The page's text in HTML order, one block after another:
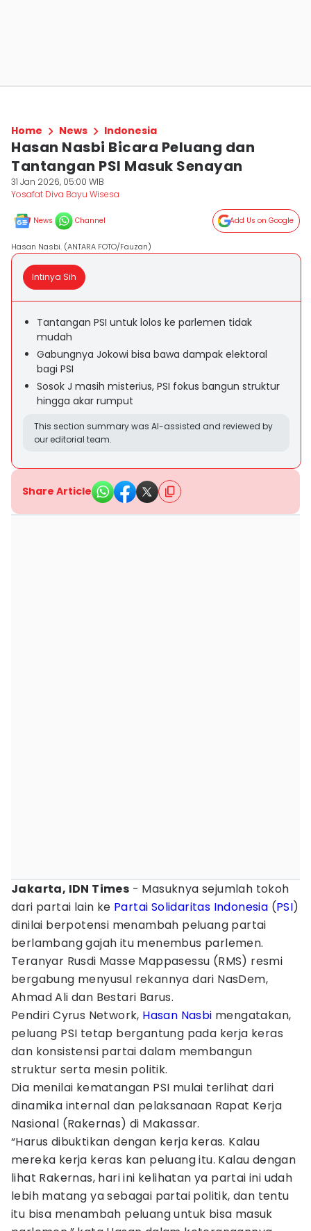
Home News Indonesia
Hasan Nasbi Bicara Peluang dan
Tantangan PSI Masuk Senayan
31 Jan 2026, 05:00 WIB
Yosafat Diva Bayu Wisesa
News Channel Add Us on Google
Hasan Nasbi. (ANTARA FOTO/Fauzan)
Intinya Sih
Tantangan PSI untuk lolos ke parlemen tidak
mudah
Gabungnya Jokowi bisa bawa dampak elektoral
bagi PSI
Sosok J masih misterius, PSI fokus bangun struktur
hingga akar rumput
This section summary was AI-assisted and reviewed by
our editorial team.
Share Article
Jakarta, IDN Times - Masuknya sejumlah tokoh
dari partai lain ke Partai Solidaritas Indonesia (PSI)
dinilai berpotensi menambah peluang partai
berlambang gajah itu menembus parlemen.
Teranyar Rusdi Masse Mappasessu (RMS) resmi
bergabung menyusul rekannya dari NasDem,
Ahmad Ali dan Bestari Barus.
Pendiri Cyrus Network, Hasan Nasbi mengatakan,
peluang PSI tetap bergantung pada kerja keras
dan konsistensi partai dalam membangun
struktur serta mesin politik.
Dia menilai kematangan PSI mulai terlihat dari
dinamika internal dan pelaksanaan Rapat Kerja
Nasional (Rakernas) di Makassar.
“Harus dibuktikan dengan kerja keras. Kalau
mereka kerja keras kan peluang itu. Kalau dengan
lihat Rakernas, hari ini kelihatan ya partai ini udah
lebih matang ya sebagai partai politik, dan tentu
itu bisa menambah peluang untuk bisa masuk